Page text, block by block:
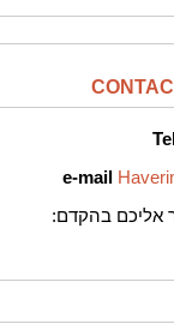
e-mail
אליכם בהקדם: